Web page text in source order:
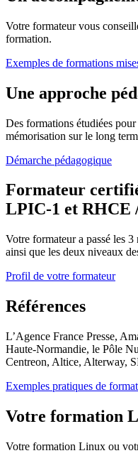
Votre formateur vous
formation.
Exemples de formations
Une approche
Des formations étudiées
mémorisation sur le long
Démarche pédagogique
Formateur
LPIC-1 et RHCE
Votre formateur a passé les
ainsi que les deux niveaux
Profil de votre formateur
Références
L’Agence France Presse,
Haute-Normandie, le Pôle
Centreon, Altice, Alterway,
Exemples pratiques de
Votre formation
Votre formation Linux ou